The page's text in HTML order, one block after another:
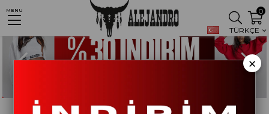
MENU
TÜRKÇE
0
×